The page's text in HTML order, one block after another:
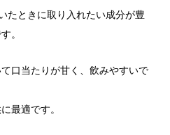
たときに取り入れたい成分が豊
。
口当たりが甘く、飲みやすいで
最適です。